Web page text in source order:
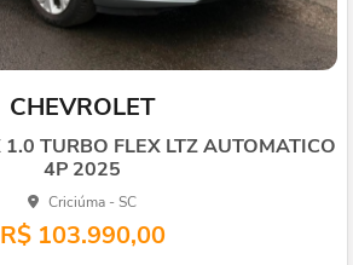
CHEVROLET
TURBO FLEX LTZ AUTOMATICO
4P 2025
Criciúma - SC
R$ 103.990,00